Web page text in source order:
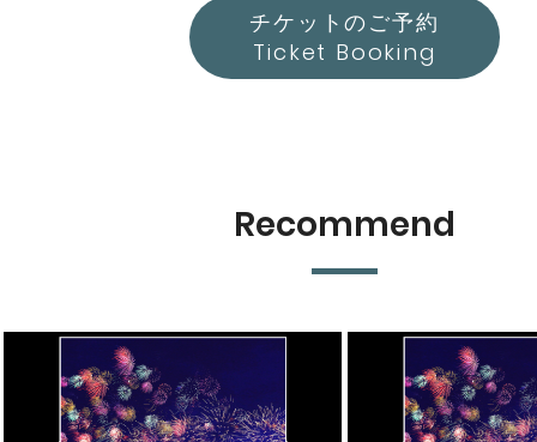
チケットのご予約
Ticket Booking
Recommend